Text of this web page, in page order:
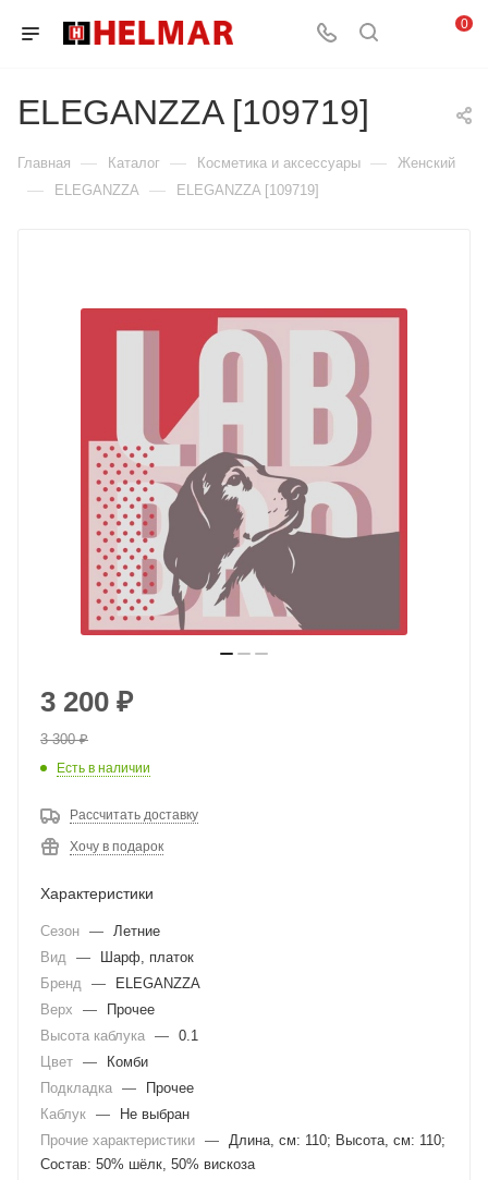
0
ELEGANZZA [109719]
Главная — Каталог — Косметика и аксессуары — Женский
— ELEGANZZA — ELEGANZZA [109719]
3 200 ₽
3 300₽
Есть в наличии
Рассчитать доставку
Хочу в подарок
Характеристики
Сезон —
Летние
Вид
—
Шарф, платок
Бренд
—
ELEGANZZA
Верх
—
Прочее
Высота каблука — 0.1
Цвет —
Комби
Подкладка —
Прочее
Каблук —
Не выбран
Прочие характеристики —
Длина, см: 110; Высота, см: 110;
Состав: 50% шёлк, 50% вискоза